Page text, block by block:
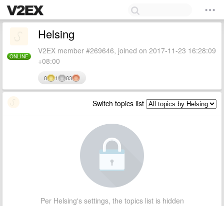
ONLINE
Helsing
V2EX member #269646, joined on 2017-11-23 16:28:09
+08:00
8 1 83
Switch topics list
Per Helsing's settings, the topics list is hidden